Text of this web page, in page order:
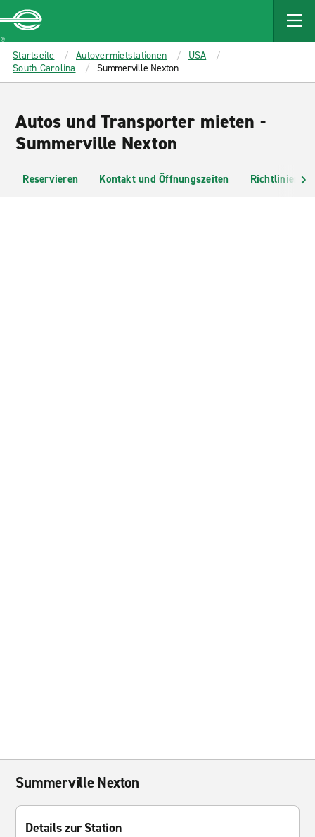
MAIN
CONTENT
Enterprise
Startseite Autovermietstationen
USA
South Carolina
Summerville Nexton
Autos und Transporter mieten -
Summerville Nexton
Reservieren Kontakt und Öffnungszeiten Richtlinien
Summerville Nexton
Details zur Station